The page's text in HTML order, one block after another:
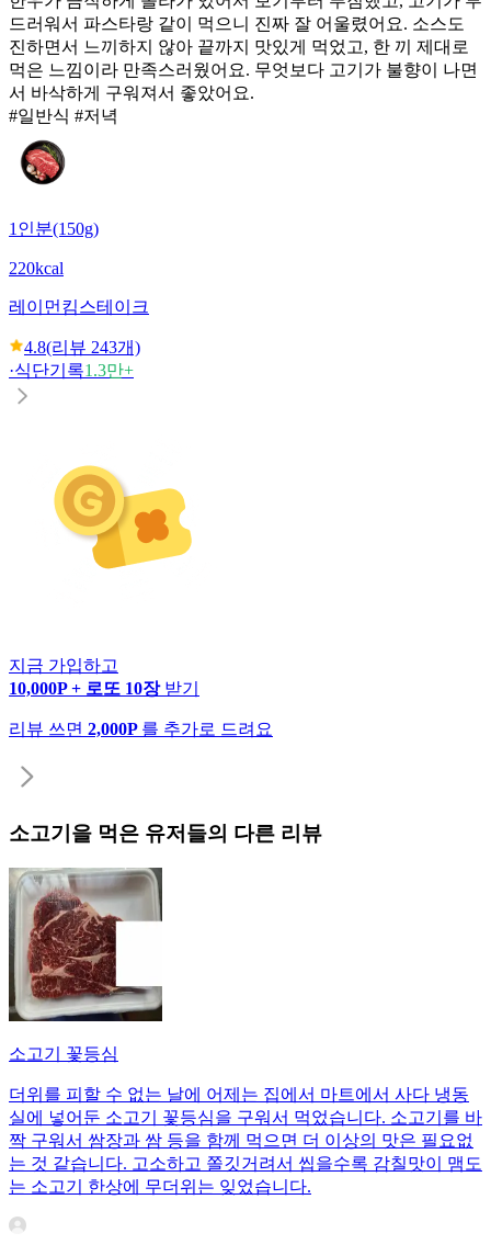
드러워서 파스타랑 같이 먹으니 진짜 잘 어울렸어요. 소스도
진하면서 느끼하지 않아 끝까지 맛있게 먹었고, 한 끼 제대로
먹은 느낌이라 만족스러웠어요. 무엇보다 고기가 불향이 나면
서 바삭하게 구워져서 좋았어요.
#일반식 #저녁
1인분(150g)
220kcal
레이먼킴스테이크
4.8(리뷰 243개)
·식단기록1.3만+
지금 가입하고
10,000P + 로또 10장 받기
리뷰 쓰면 2,000P 를 추가로 드려요
소고기 을 먹은 유저들의 다른 리뷰
소고기 꽃등심
더위를 피할 수 없는 날에 어제는 집에서 마트에서 사다 냉동
실에 넣어둔 소고기 꽃등심을 구워서 먹었습니다. 소고기를 바
짝 구워서 쌈장과 쌈 등을 함께 먹으면 더 이상의 맛은 필요없
는 것 같습니다. 고소하고 쫄깃거려서 씹을수록 감칠맛이 맴도
는 소고기 한상에 무더위는 잊었습니다.